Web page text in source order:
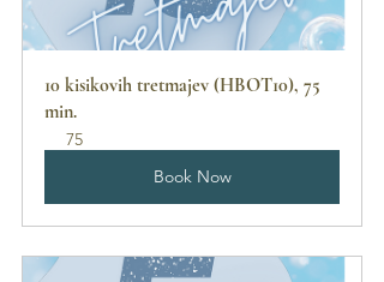
10 kisikovih tretmajev (HBOT10), 75
min.
75
Book Now